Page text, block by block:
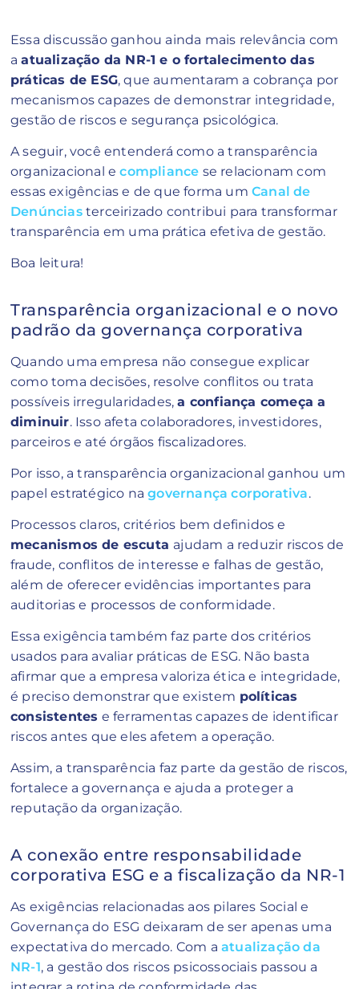
Essa discussão ganhou ainda mais relevância com
aatualização da NR-1 e o fortalecimento das
práticas de ESG, que aumentaram a cobrança por
mecanismos capazes de demonstrar integridade,
gestão de riscos e segurança psicológica.
A seguir, você entenderá como a transparência
organizacional ecompliance se relacionam com
essas exigências e de que forma um Canal de
Denúnciasterceirizado contribui para transformar
transparência em uma prática efetiva de gestão.
Boa leitura!
Transparência organizacional e o novo
padrão da governança corporativa
Quando uma empresa não consegue explicar
como toma decisões, resolve conflitos ou trata
possíveis irregularidades,a confiança começa a
diminuir. Isso afeta colaboradores, investidores,
parceiros e até órgãos fiscalizadores.
Por isso, a transparência organizacional ganhou um
papel estratégico nagovernança corporativa.
Processos claros, critérios bem definidos e
mecanismos de escuta ajudam a reduzir riscos de
fraude, conflitos de interesse e falhas de gestão,
além de oferecer evidências importantes para
auditorias e processos de conformidade.
Essa exigência também faz parte dos critérios
usados para avaliar práticas de ESG. Não basta
afirmar que a empresa valoriza ética e integridade,
é preciso demonstrar que existem políticas
consistentes e ferramentas capazes de identificar
riscos antes que eles afetem a operação.
Assim, a transparência faz parte da gestão de riscos,
fortalece a governança e ajuda a proteger a
reputação da organização.
A conexão entre responsabilidade
corporativa ESG e a fiscalização da NR-1
As exigências relacionadas aos pilares Social e
Governança do ESG deixaram de ser apenas uma
expectativa do mercado. Com a atualização da
NR-1, a gestão dos riscos psicossociais passou a